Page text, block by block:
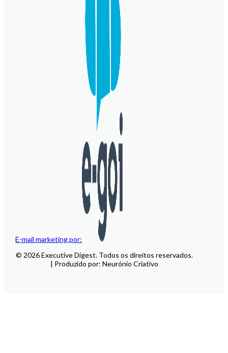
E-mail marketing por:
© 2026 Executive Digest. Todos os direitos reservados.
| Produzido por: Neurónio Criativo